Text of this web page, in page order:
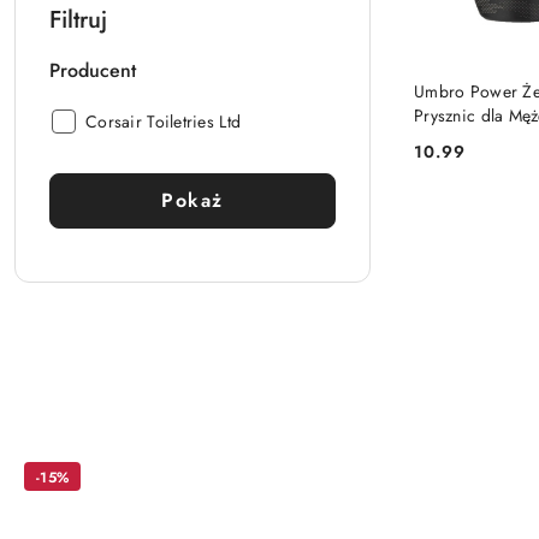
Filtruj
Producent
Producent:
Corsair Toiletries Ltd
Pokaż
Umbro Power
Prysznic dla
Cena:
10.99
PRODUKT
-15%